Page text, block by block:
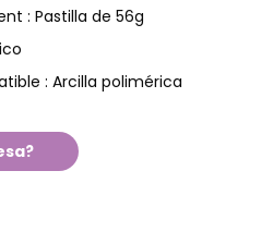
: Pastilla de 56g
: Arcilla polimérica